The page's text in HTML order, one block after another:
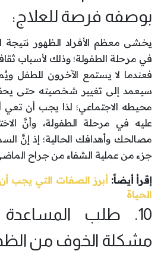
بوصفه فرصة للعلاج:
يخشى معظم الأفراد الظهور نتيجة
في مرحلة الطفولة؛ وذلك لأسباب
فعندما لا يستمع الآخرون للطفل
سيعمد إلى تغيير شخصيته حتى
محيطه الاجتماعي؛ لذا يجب أن تعي
عليه في مرحلة الطفولة، وأنَّ
مصالحك وأهدافك الحالية؛ إذ إنَّ
جزء من عملية الشفاء من جراح
إقرأ أيضاً: أبرز الصفات التي يجب
الحياة
10. طلب
مشكلة الخوف من